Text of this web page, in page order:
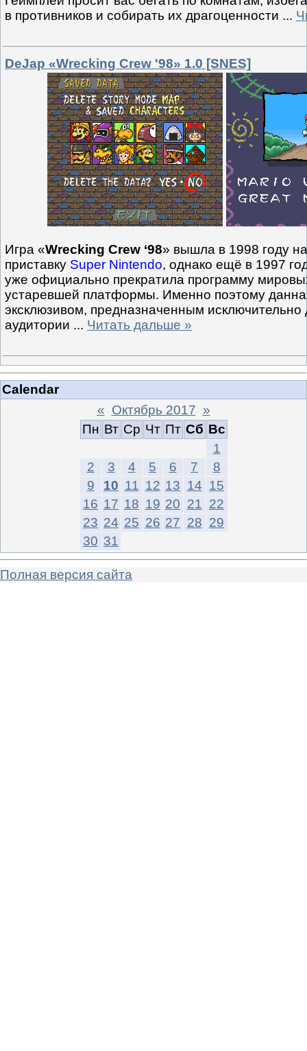
в противников и собирать их драгоценности ...
DeJap «Wrecking Crew '98» 1.0 [SNES]
Игра «Wrecking Crew ‘98» вышла в 1998 году
приставку Super Nintendo, однако ещё в 1997
уже официально прекратила программу
устаревшей платформы. Именно поэтому
эксклюзивом, предназначенным исключительно
аудитории ... Читать дальше »
Calendar
« Октябрь 2017 »
Пн Вт Ср Чт Пт Сб Вс
1
2
3 4 5 6 7
8
9
10 11 12 13 14 15
16 17 18 19 20 21 22
23 24 25 26 27 28 29
30 31
Полная версия сайта